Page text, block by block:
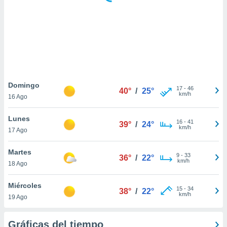
similares
como
sitio
de
traten tus
en
interés
su
Domingo
16 Ago
40° / 25° 17- 46
km/h
Lunes
17 Ago
39° / 24° 16- 41
km/h
Martes
18 Ago
36° / 22° 9- 33
km/h
Miércoles
19 Ago
38° / 22° 15- 34
km/h
Gráficas del tiempo